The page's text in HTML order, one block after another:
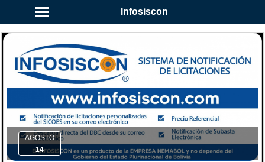
Infosiscon
AGOSTO
14